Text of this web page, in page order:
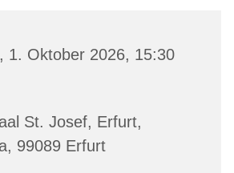
1. Oktober 2026, 15:30
St. Josef, Erfurt,
99089 Erfurt